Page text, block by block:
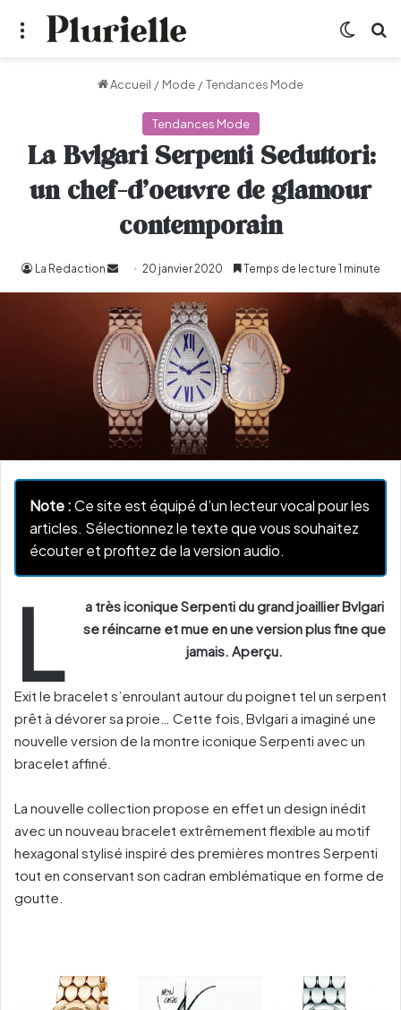
Menu
Accueil / Mode /Tendances Mode
Tendances Mode
La Bvlgari Serpenti Seduttori:
un chef-d’oeuvre de glamour
contemporain
La Redaction
Envoyer
un
courriel
20 janvier 2020 Temps de lecture 1 minute
Note :Ce site est équipé d’un lecteur vocal pour les
articles. Sélectionnez le texte que vous souhaitez
écouter et profitez de la version audio.
L
a très iconique Serpenti du grand joaillier Bvlgari
se réincarne et mue en une version plus fine que
jamais. Aperçu.
Exit le bracelet s’enroulant autour du poignet tel un serpent
prêt à dévorer sa proie… Cette fois, Bvlgari a imaginé une
nouvelle version de la montre iconique Serpenti avec un
bracelet affiné.
La nouvelle collection propose en effet un design inédit
avec un nouveau bracelet extrêmement flexible au motif
hexagonal stylisé inspiré des premières montres Serpenti
tout en conservant son cadran emblématique en forme de
goutte.